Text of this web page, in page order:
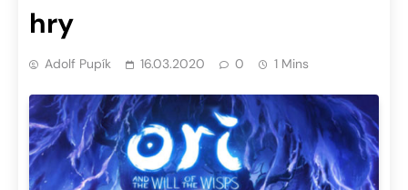
hry
Adolf Pupík 16.03.2020 0 1 Mins